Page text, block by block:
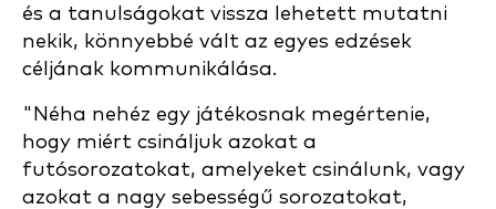
és a tanulságokat vissza lehetett mutatni
nekik, könnyebbé vált az egyes edzések
céljának kommunikálása.
"Néha nehéz egy játékosnak megértenie,
hogy miért csináljuk azokat a
futósorozatokat, amelyeket csinálunk, vagy
azokat a nagy sebességű sorozatokat,